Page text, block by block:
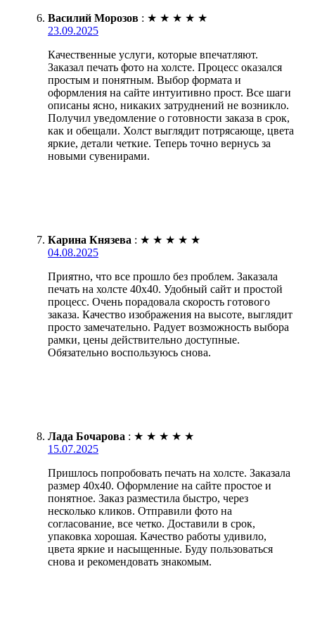
Василий Морозов : ★ ★ ★ ★ ★
23.09.2025
Качественные услуги, которые впечатляют.
Заказал печать фото на холсте. Процесс оказался
простым и понятным. Выбор формата и
оформления на сайте интуитивно прост. Все шаги
описаны ясно, никаких затруднений не возникло.
Получил уведомление о готовности заказа в срок,
как и обещали. Холст выглядит потрясающе, цвета
яркие, детали четкие. Теперь точно вернусь за
новыми сувенирами.
Карина Князева : ★ ★ ★ ★ ★
04.08.2025
Приятно, что все прошло без проблем. Заказала
печать на холсте 40х40. Удобный сайт и простой
процесс. Очень порадовала скорость готового
заказа. Качество изображения на высоте, выглядит
просто замечательно. Радует возможность выбора
рамки, цены действительно доступные.
Обязательно воспользуюсь снова.
Лада Бочарова : ★ ★ ★ ★ ★
15.07.2025
Пришлось попробовать печать на холсте. Заказала
размер 40х40. Оформление на сайте простое и
понятное. Заказ разместила быстро, через
несколько кликов. Отправили фото на
согласование, все четко. Доставили в срок,
упаковка хорошая. Качество работы удивило,
цвета яркие и насыщенные. Буду пользоваться
снова и рекомендовать знакомым.